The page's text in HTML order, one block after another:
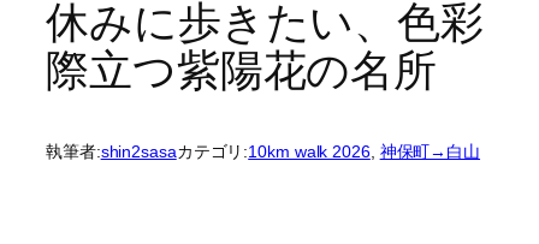
休みに歩きたい、色彩
際立つ紫陽花の名所
執筆者:shin2sasaカテゴリ:10km walk 2026, 神保町→白山